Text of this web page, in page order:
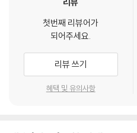
첫번째 리뷰어가
되어주세요.
리뷰 쓰기
혜택 및 유의사항